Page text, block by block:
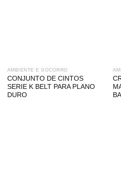
AMBIENTE E SOCORRO
CONJUNTO DE CINTOS
SERIE K BELT PARA PLANO
DURO